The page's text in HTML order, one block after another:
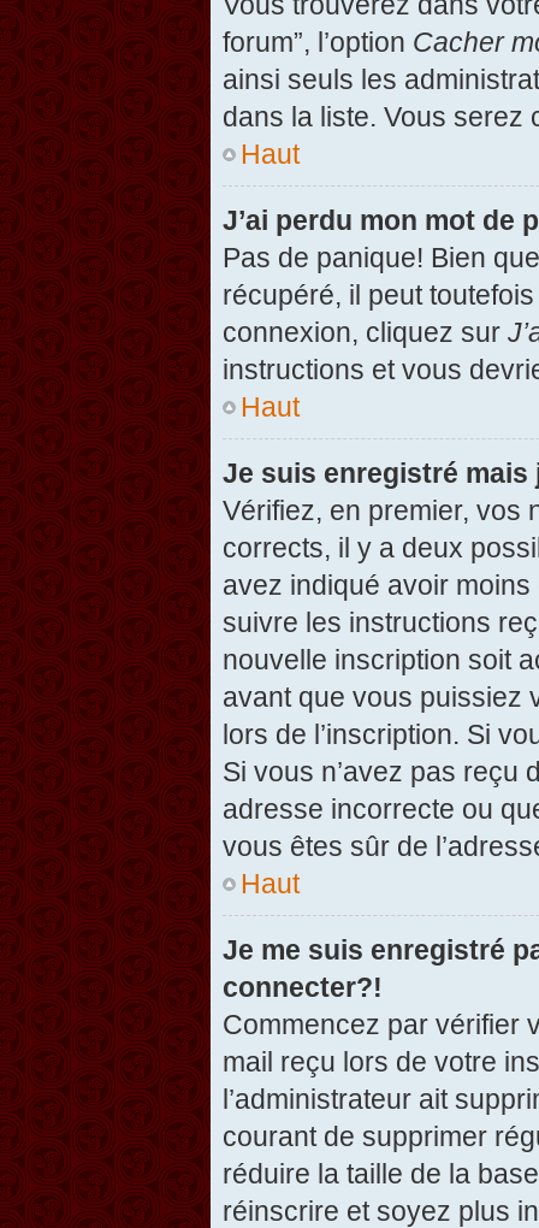
forum”, l’option Cacher
ainsi seuls les
dans la liste. Vous serez
Haut
J’ai perdu mon mot de
Pas de panique! Bien
récupéré, il peut
connexion, cliquez sur
instructions et vous
Haut
Je suis enregistré mais
Vérifiez, en premier, vos
corrects, il y a deux
avez indiqué avoir
suivre les instructions
nouvelle inscription soit
avant que vous puissiez
lors de l’inscription. Si
Si vous n’avez pas reçu
adresse incorrecte ou
vous êtes sûr de
Haut
Je me suis enregistré
connecter?!
Commencez par vérifier
mail reçu lors de votre
l’administrateur ait
courant de supprimer
réduire la taille de la
réinscrire et soyez plus